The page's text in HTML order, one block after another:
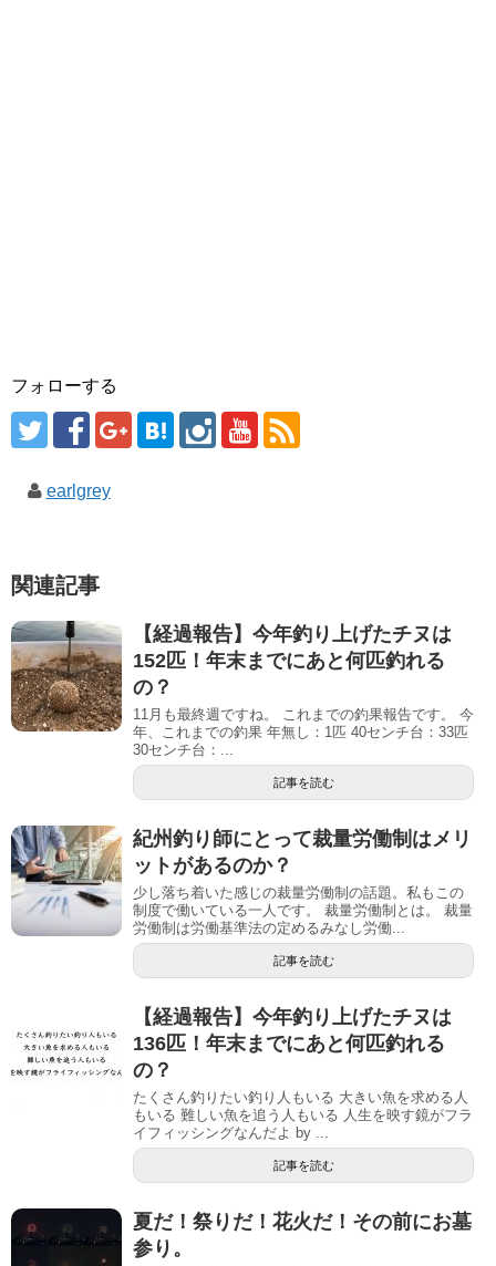
フォローする
earlgrey
関連記事
【経過報告】今年釣り上げたチヌは
152匹！年末までにあと何匹釣れる
の？
11月も最終週ですね。 これまでの釣果報告です。 今
年、これまでの釣果 年無し：1匹 40センチ台：33匹
30センチ台：...
記事を読む
紀州釣り師にとって裁量労働制はメリ
ットがあるのか？
少し落ち着いた感じの裁量労働制の話題。私もこの
制度で働いている一人です。 裁量労働制とは。 裁量
労働制は労働基準法の定めるみなし労働...
記事を読む
【経過報告】今年釣り上げたチヌは
136匹！年末までにあと何匹釣れる
の？
たくさん釣りたい釣り人もいる 大きい魚を求める人
もいる 難しい魚を追う人もいる 人生を映す鏡がフラ
イフィッシングなんだよ by ...
記事を読む
夏だ！祭りだ！花火だ！その前にお墓
参り。